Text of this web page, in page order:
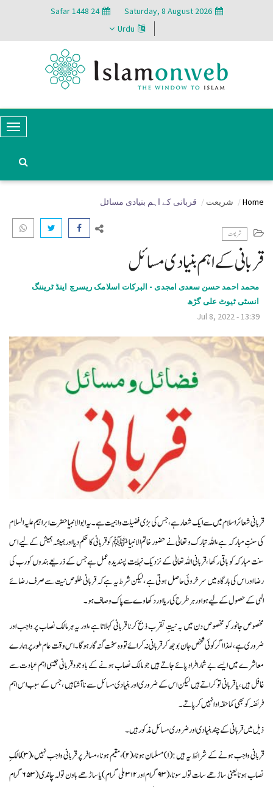
Saturday, 8 August 2026
24 Safar 1448
Urdu
T
a
t
i
o
Home شریعت قربانی کے اہم بنیادی مسائل
شریعت
قربانی کے اہم بنیادی مسائل
محمد احمد حسن سعدی امجدی - البرکات اسلامک ریسرچ اینڈ ٹریننگ
انسٹی ٹیوٹ علی گڑھ
Jul 8, 2022 - 13:39
قربانی شعائر اسلام میں سے ایک شعار ہے،جس کی بڑی فضیلت و اہمیت ہے۔یہ ابوالانبیا حضرت ابراہیم علیہ السلام
کی سنتِ مبارکہ ہے،اللہ تبارک و تعالیٰ نے حضور خاتم الانبیا ﷺ کو قربانی کا حکم دیا اور ہمیشہ ہمیش کے لیے اس
سنت مبارکہ کو باقی رکھا ،قربانی اللہ تعالیٰ کے نزدیک نہایت پسندیدہ عمل ہے جس کے ذریعے بندوں کو رب کی
رضا اور اس کی بارگاہ میں سرخروئی حاصل ہوتی ہے ،لیکن شرط یہ ہے کہ قربانی خلوص نیت سے صرف رضائے
الہی کے حصول کے لیے ہو اور ہر طرح کی ریا اور دکھاوے سے پاک وصاف ہو۔
مخصوص جانور کو مخصوص دن میں بہ نیتِ تقرب ذبح کرنا قربانی کہلاتا ہے ،اور یہ ہر مالک نصاب پر واجب اور
ضروری ہے ،لہذا اگر کوئی شخص جان بوجھ کر قربانی نہ کرائے تو وہ سخت گنہ گارہوگا۔ اس وقت عام طورپر ہمارے
معاشرے میں ایسے بے شمار افراد پائے جاتے ہیں جو مالک نصاب ہونے کے باوجود قربانی جیسی اہم عبادت سے
غافل ہیں ،یا قربانی تو کراتے ہیں لیکن اس کے ضروری اور بنیادی مسائل سے ناآشنا ہیں ،جس کے سبب اس اہم
فریضہ کو بھی کما حقہ ادا نہیں کر پاتے۔
ذیل میں قربانی کے چند بنیادی اورضروری مسائل مذکور ہیں۔
قربانی واجب ہونے کے شرائط یہ ہیں :(۱)مسلمان ہونا،(۲)،مقیم ہونا ،مسافر پر قربانی واجب نہیں،(۳)مالکِ
نصاب ہونا یعنی ساڑھے سات تولہ سونا،(۹۳ گرام اور۳۱۲ ملی گرام )یا ساڑھے باون تولہ چاندی (۶۵۳ گرام